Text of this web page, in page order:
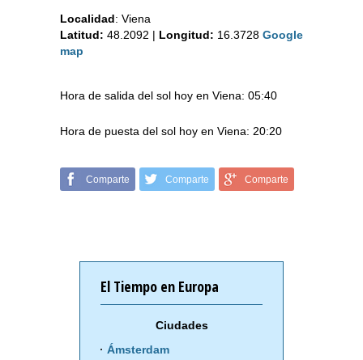
Localidad: Viena
Latitud: 48.2092 | Longitud: 16.3728 Google
map
Hora de salida del sol hoy en Viena: 05:40
Hora de puesta del sol hoy en Viena: 20:20
Comparte Comparte Comparte
El Tiempo en Europa
Ciudades
Ámsterdam